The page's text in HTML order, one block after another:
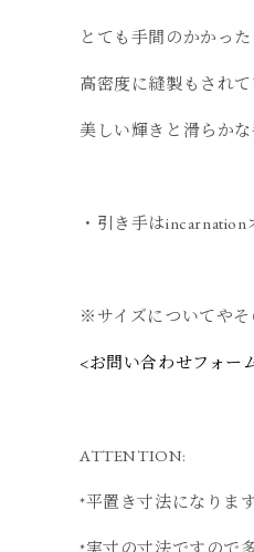
とても手間のかかっ
高密度に縫製もされ
美しい輝きと滑らか
・引き手は
※サイズについてやそ
<お問い合わせフォー
ATTENTION:
*平置き寸法になります